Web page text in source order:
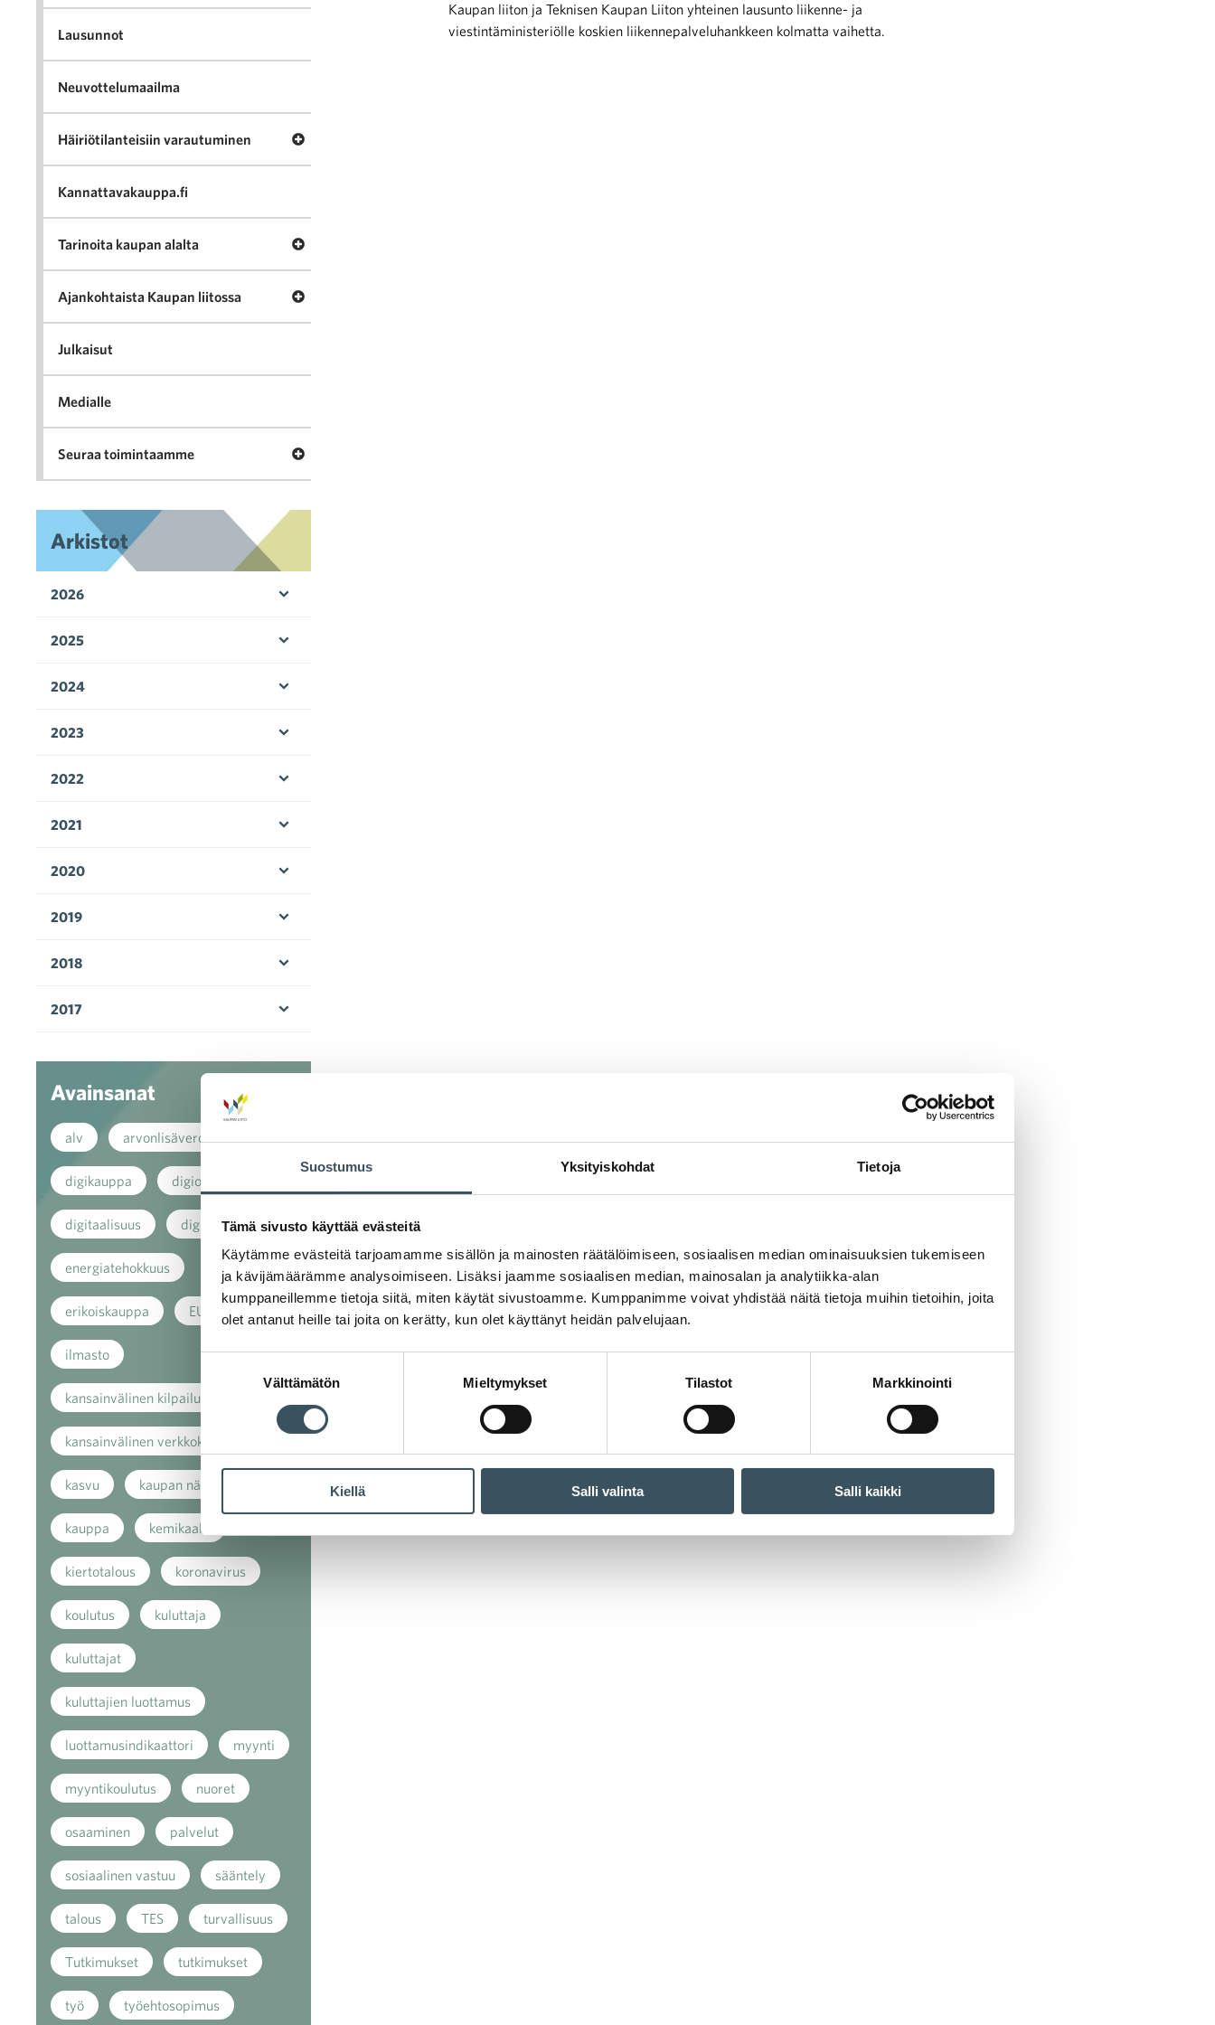
Suostumus Yksityiskohdat Tietoja
Tämä sivusto käyttää evästeitä
Käytämme evästeitä tarjoamamme sisällön ja mainosten räätälöimiseen, sosiaalisen median ominaisuuksien tukemiseen
ja kävijämäärämme analysoimiseen. Lisäksi jaamme sosiaalisen median, mainosalan ja analytiikka-alan
kumppaneillemme tietoja siitä, miten käytät sivustoamme. Kumppanimme voivat yhdistää näitä tietoja muihin tietoihin, joita
olet antanut heille tai joita on kerätty, kun olet käyttänyt heidän palvelujaan.
valinta
Välttämätön Mieltymykset Tilastot Markkinointi
Kiellä Salli valinta Salli kaikki
Kaupan liiton ja Teknisen Kaupan Liiton yhteinen lausunto liikenne- ja
viestintäministeriölle koskien liikennepalveluhankkeen kolmatta vaihetta.
Lausunnot
Neuvottelumaailma
Häiriötilanteisiin varautuminen Avaa valikko Häiriötilanteisiin varautuminen
Kannattavakauppa.fi
Tarinoita kaupan alalta Avaa valikko Tarinoita kaupan alalta
Ajankohtaista Kaupan liitossa Avaa valikko Ajankohtaista Kaupan liitossa
Julkaisut
Medialle
Seuraa toimintaamme Avaa valikko Seuraa toimintaamme
Arkistot
2026
2025
2024
2023
2022
2021
2020
2019
2018
2017
Avainsanat
alv arvonlisävero
digikauppa digiostaminen
digitaalisuus digitalisaatio
energiatehokkuus
erikoiskauppa EU
ilmasto
kansainvälinen kilpailu
kansainvälinen verkkokauppa
kasvu kaupan näkymät
kauppa kemikaalit
kiertotalous koronavirus
koulutus kuluttaja
kuluttajat
kuluttajien luottamus
luottamusindikaattori myynti
myyntikoulutus nuoret
osaaminen palvelut
sosiaalinen vastuu sääntely
talous TES turvallisuus
Tutkimukset tutkimukset
työ työehtosopimus